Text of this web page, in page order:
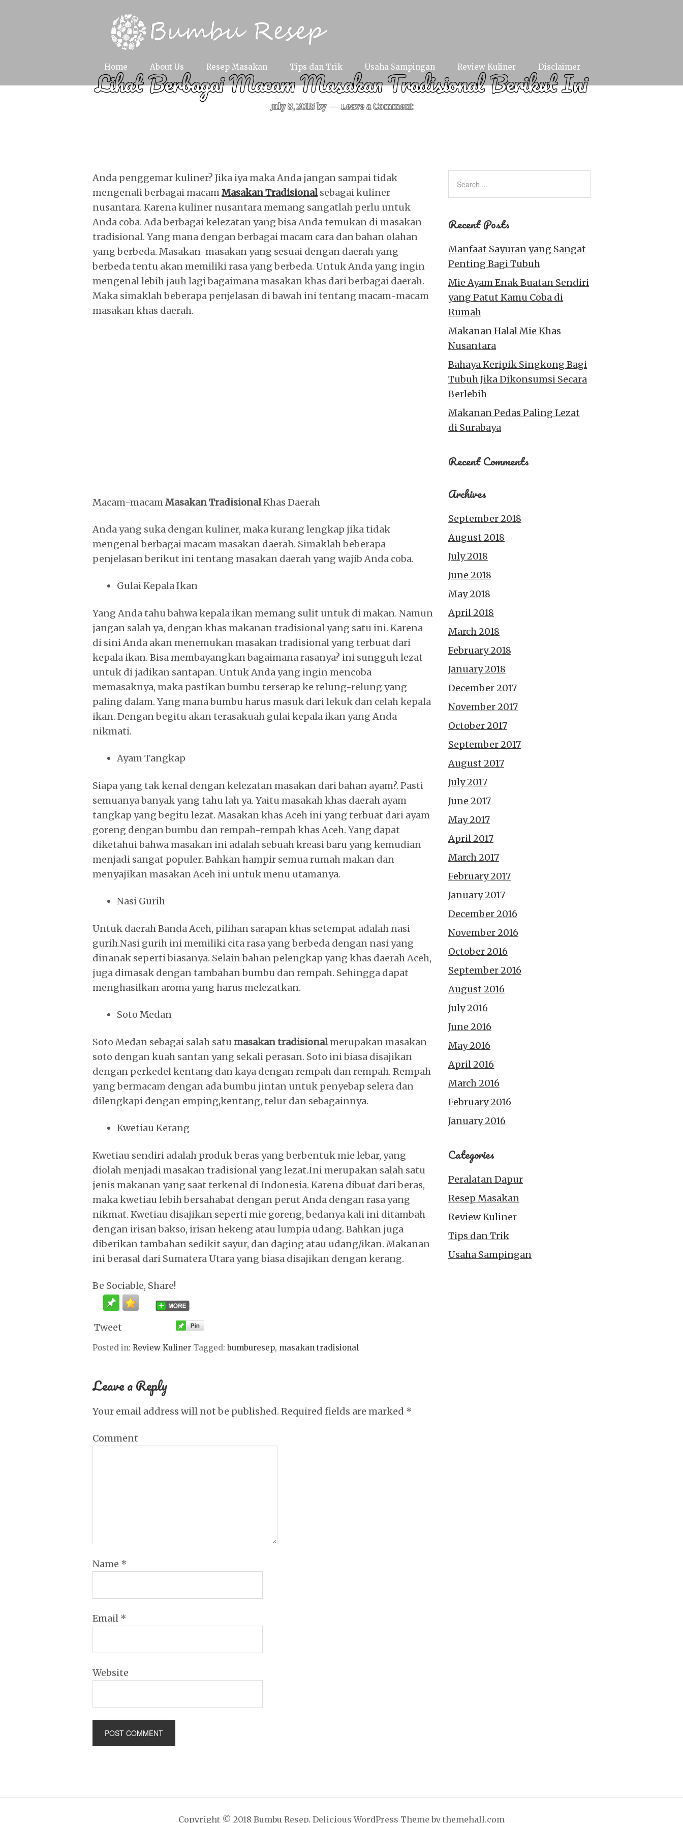
Home About Us Resep Masakan Tips dan Trik Usaha Sampingan Review Kuliner Disclaimer
Lihat Berbagai Macam Masakan Tradisional Berikut Ini
July 8, 2018 by Leave a Comment
Anda penggemar kuliner? Jika iya maka Anda jangan sampai tidak
mengenali berbagai macamMasakan Tradisional sebagai kuliner
nusantara. Karena kuliner nusantara memang sangatlah perlu untuk
Anda coba. Ada berbagai kelezatan yang bisa Anda temukan di masakan
tradisional. Yang mana dengan berbagai macam cara dan bahan olahan
yang berbeda. Masakan-masakan yang sesuai dengan daerah yang
berbeda tentu akan memiliki rasa yang berbeda. Untuk Anda yang ingin
mengenal lebih jauh lagi bagaimana masakan khas dari berbagai daerah.
Maka simaklah beberapa penjelasan di bawah ini tentang macam-macam
masakan khas daerah.
Macam-macamMasakan TradisionalKhas Daerah
Anda yang suka dengan kuliner, maka kurang lengkap jika tidak
mengenal berbagai macam masakan daerah. Simaklah beberapa
penjelasan berikut ini tentang masakan daerah yang wajib Anda coba.
Gulai Kepala Ikan
Yang Anda tahu bahwa kepala ikan memang sulit untuk di makan. Namun
jangan salah ya, dengan khas makanan tradisional yang satu ini. Karena
di sini Anda akan menemukan masakan tradisional yang terbuat dari
kepala ikan. Bisa membayangkan bagaimana rasanya? ini sungguh lezat
untuk di jadikan santapan. Untuk Anda yang ingin mencoba
memasaknya, maka pastikan bumbu terserap ke relung-relung yang
paling dalam. Yang mana bumbu harus masuk dari lekuk dan celah kepala
ikan. Dengan begitu akan terasakuah gulai kepala ikan yang Anda
nikmati.
Ayam Tangkap
Siapa yang tak kenal dengan kelezatan masakan dari bahan ayam?. Pasti
semuanya banyak yang tahu lah ya. Yaitu masakah khas daerah ayam
tangkap yang begitu lezat. Masakan khas Aceh ini yang terbuat dari ayam
goreng dengan bumbu dan rempah-rempah khas Aceh. Yang dapat
diketahui bahwa masakan ini adalah sebuah kreasi baru yang kemudian
menjadi sangat populer. Bahkan hampir semua rumah makan dan
menyajikan masakan Aceh ini untuk menu utamanya.
Nasi Gurih
Untuk daerah Banda Aceh, pilihan sarapan khas setempat adalah nasi
gurih.Nasi gurih ini memiliki cita rasa yang berbeda dengan nasi yang
dinanak seperti biasanya. Selain bahan pelengkap yang khas daerah Aceh,
juga dimasak dengan tambahan bumbu dan rempah. Sehingga dapat
menghasilkan aroma yang harus melezatkan.
Soto Medan
Soto Medan sebagai salah satu masakan tradisionalmerupakan masakan
soto dengan kuah santan yang sekali perasan. Soto ini biasa disajikan
dengan perkedel kentang dan kaya dengan rempah dan rempah. Rempah
yang bermacam dengan ada bumbu jintan untuk penyebap selera dan
dilengkapi dengan emping,kentang, telur dan sebagainnya.
Kwetiau Kerang
Kwetiau sendiri adalah produk beras yang berbentuk mie lebar, yang
diolah menjadi masakan tradisional yang lezat.Ini merupakan salah satu
jenis makanan yang saat terkenal di Indonesia. Karena dibuat dari beras,
maka kwetiau lebih bersahabat dengan perut Anda dengan rasa yang
nikmat. Kwetiau disajikan seperti mie goreng, bedanya kali ini ditambah
dengan irisan bakso, irisan hekeng atau lumpia udang. Bahkan juga
diberikan tambahan sedikit sayur, dan daging atau udang/ikan. Makanan
ini berasal dari Sumatera Utara yang biasa disajikan dengan kerang.
Be Sociable, Share!
Tweet
Posted in: Review Kuliner Tagged:bumburesep, masakan tradisional
Leave a Reply
Your email address will not be published. Required fields are marked *
Comment
Name *
Email *
Website
Recent Posts
Manfaat Sayuran yang Sangat
Penting Bagi Tubuh
Mie Ayam Enak Buatan Sendiri
yang Patut Kamu Coba di
Rumah
Makanan Halal Mie Khas
Nusantara
Bahaya Keripik Singkong Bagi
Tubuh Jika Dikonsumsi Secara
Berlebih
Makanan Pedas Paling Lezat
di Surabaya
Recent Comments
Archives
September 2018
August 2018
July 2018
June 2018
May 2018
April 2018
March 2018
February 2018
January 2018
December 2017
November 2017
October 2017
September 2017
August 2017
July 2017
June 2017
May 2017
April 2017
March 2017
February 2017
January 2017
December 2016
November 2016
October 2016
September 2016
August 2016
July 2016
June 2016
May 2016
April 2016
March 2016
February 2016
January 2016
Categories
Peralatan Dapur
Resep Masakan
Review Kuliner
Tips dan Trik
Usaha Sampingan
Copyright © 2018 Bumbu Resep. Delicious WordPress Theme by themehall.com